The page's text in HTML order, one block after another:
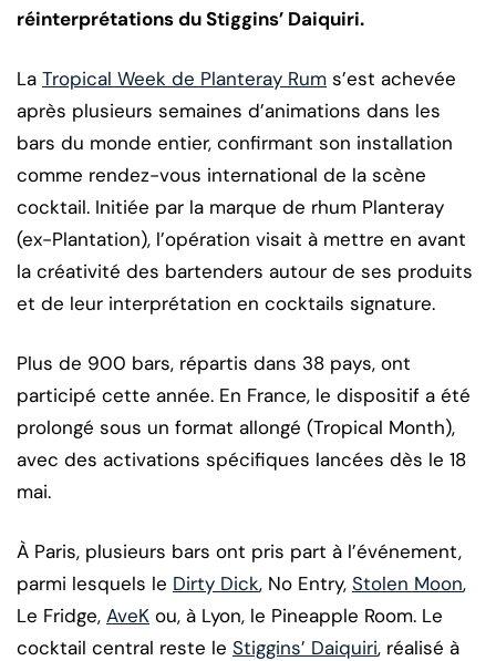
réinterprétations du Stiggins’ Daiquiri.
La Tropical Week de Planteray Rum s’est achevée
après plusieurs semaines d’animations dans les
bars du monde entier, confirmant son installation
comme rendez-vous international de la scène
cocktail. Initiée par la marque de rhum Planteray
(ex-Plantation), l’opération visait à mettre en avant
la créativité des bartenders autour de ses produits
et de leur interprétation en cocktails signature.
Plus de 900 bars, répartis dans 38 pays, ont
participé cette année. En France, le dispositif a été
prolongé sous un format allongé (Tropical Month),
avec des activations spécifiques lancées dès le 18
mai.
À Paris, plusieurs bars ont pris part à l’événement,
parmi lesquels le Dirty Dick, No Entry, Stolen Moon,
Le Fridge, AveK ou, à Lyon, le Pineapple Room. Le
cocktail central reste le Stiggins’ Daiquiri, réalisé à